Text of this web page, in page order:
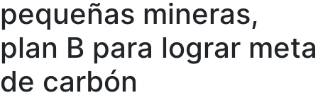
pequeñas mineras,
plan B para lograr meta
de carbón